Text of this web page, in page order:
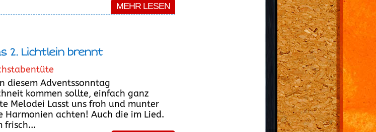
MEHR LESEN
2. Lichtlein brennt
diesem Adventssonntag
kommen sollte, einfach ganz
Melodei Lasst uns froh und munter
Harmonien achten! Auch die im Lied.
frisch...